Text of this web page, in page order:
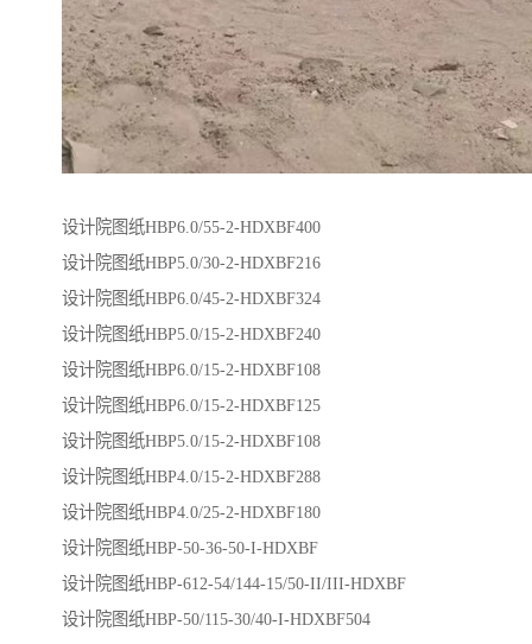
设计院图纸HBP6.0/55-2-HDXBF400
设计院图纸HBP5.0/30-2-HDXBF216
设计院图纸HBP6.0/45-2-HDXBF324
设计院图纸HBP5.0/15-2-HDXBF240
设计院图纸HBP6.0/15-2-HDXBF108
设计院图纸HBP6.0/15-2-HDXBF125
设计院图纸HBP5.0/15-2-HDXBF108
设计院图纸HBP4.0/15-2-HDXBF288
设计院图纸HBP4.0/25-2-HDXBF180
设计院图纸HBP-50-36-50-I-HDXBF
设计院图纸HBP-612-54/144-15/50-II/III-HDXBF
设计院图纸HBP-50/115-30/40-I-HDXBF504